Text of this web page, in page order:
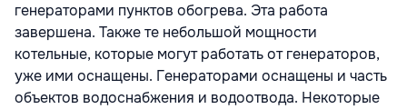
генераторами пунктов обогрева. Эта работа
завершена. Также те небольшой мощности
котельные, которые могут работать от генераторов,
уже ими оснащены. Генераторами оснащены и часть
объектов водоснабжения и водоотвода. Некоторые